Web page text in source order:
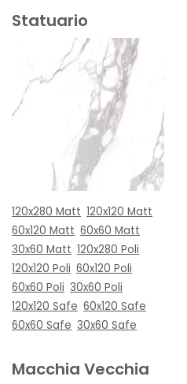
Statuario
120x280 Matt 120x120 Matt
60x120 Matt 60x60 Matt
30x60 Matt 120x280 Poli
120x120 Poli 60x120 Poli
60x60 Poli 30x60 Poli
120x120 Safe 60x120 Safe
60x60 Safe 30x60 Safe
Macchia Vecchia